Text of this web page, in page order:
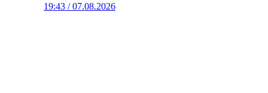
19:43 / 07.08.2026